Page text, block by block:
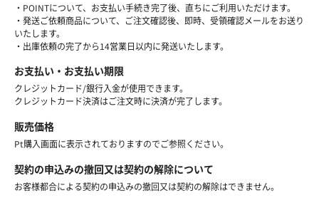
・POINTについて、お支払い手続き完了後、直ちにご利用いただけます。
・発送ご依頼商品について、ご注文確認後、即時、受領確認メールをお送り
いたします。
・出庫依頼の完了から14営業日以内に発送いたします。
お支払い・お支払い期限
クレジットカード/銀行入金が使用できます。
クレジットカード決済はご注文時に決済が完了します。
販売価格
Pt購入画面に表示されておりますのでご参照ください。
契約の申込みの撤回又は契約の解除について
お客様都合による契約の申込みの撤回又は契約の解除はできません。